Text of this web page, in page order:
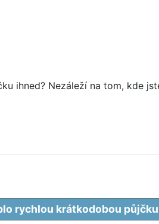
ihned? Nezáleží na tom, kde
rychlou krátkodobou